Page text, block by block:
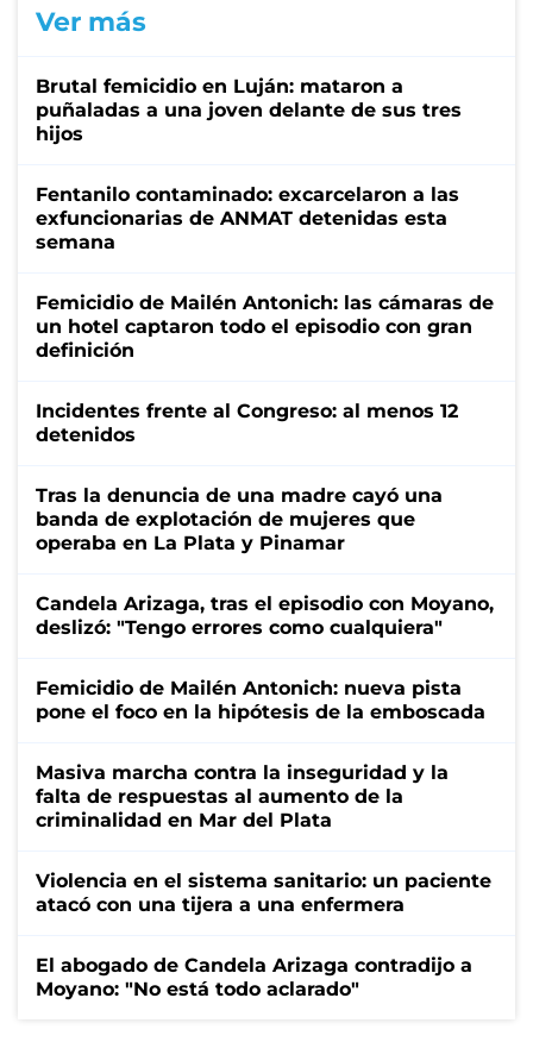
Ver más
Brutal femicidio en Luján: mataron a
puñaladas a una joven delante de sus tres
hijos
Fentanilo contaminado: excarcelaron a las
exfuncionarias de ANMAT detenidas esta
semana
Femicidio de Mailén Antonich: las cámaras de
un hotel captaron todo el episodio con gran
definición
Incidentes frente al Congreso: al menos 12
detenidos
Tras la denuncia de una madre cayó una
banda de explotación de mujeres que
operaba en La Plata y Pinamar
Candela Arizaga, tras el episodio con Moyano,
deslizó: "Tengo errores como cualquiera"
Femicidio de Mailén Antonich: nueva pista
pone el foco en la hipótesis de la emboscada
Masiva marcha contra la inseguridad y la
falta de respuestas al aumento de la
criminalidad en Mar del Plata
Violencia en el sistema sanitario: un paciente
atacó con una tijera a una enfermera
El abogado de Candela Arizaga contradijo a
Moyano: "No está todo aclarado"